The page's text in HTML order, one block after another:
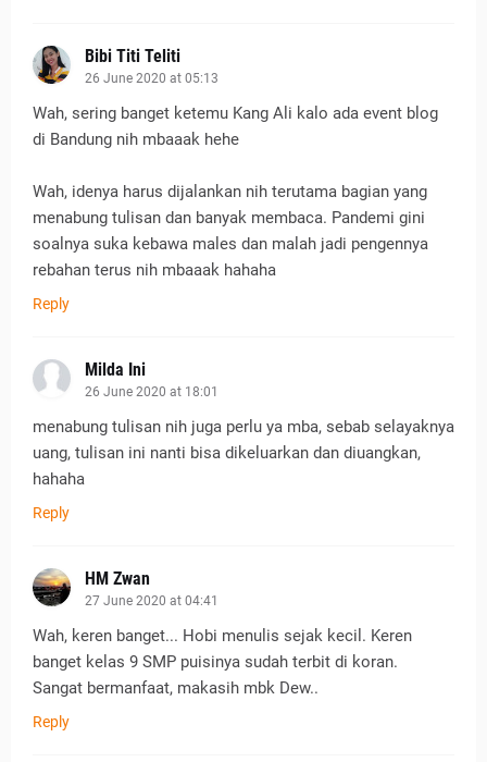
Bibi Titi Teliti
26 June 2020 at 05:13
Wah, sering banget ketemu Kang Ali kalo ada event blog
di Bandung nih mbaaak hehe
Wah, idenya harus dijalankan nih terutama bagian yang
menabung tulisan dan banyak membaca. Pandemi gini
soalnya suka kebawa males dan malah jadi pengennya
rebahan terus nih mbaaak hahaha
Reply
Milda Ini
26 June 2020 at 18:01
menabung tulisan nih juga perlu ya mba, sebab selayaknya
uang, tulisan ini nanti bisa dikeluarkan dan diuangkan,
hahaha
Reply
HM Zwan
27 June 2020 at 04:41
Wah, keren banget... Hobi menulis sejak kecil. Keren
banget kelas 9 SMP puisinya sudah terbit di koran.
Sangat bermanfaat, makasih mbk Dew..
Reply